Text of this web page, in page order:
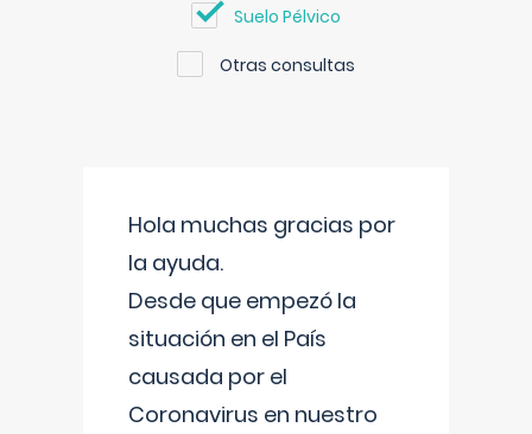
Suelo Pélvico
Otras consultas
Hola muchas gracias por
la ayuda.
Desde que empezó la
situación en el País
causada por el
Coronavirus en nuestro